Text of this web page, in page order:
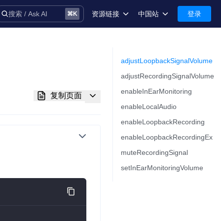
搜索 / Ask AI ⌘ K 资源链接
技术支持
中国站
International-English
登录
复制页面
adjustLoopbackSignalVolume
adjustRecordingSignalVolume
enableInEarMonitoring
enableLocalAudio
enableLoopbackRecording
enableLoopbackRecordingEx
muteRecordingSignal
setInEarMonitoringVolume